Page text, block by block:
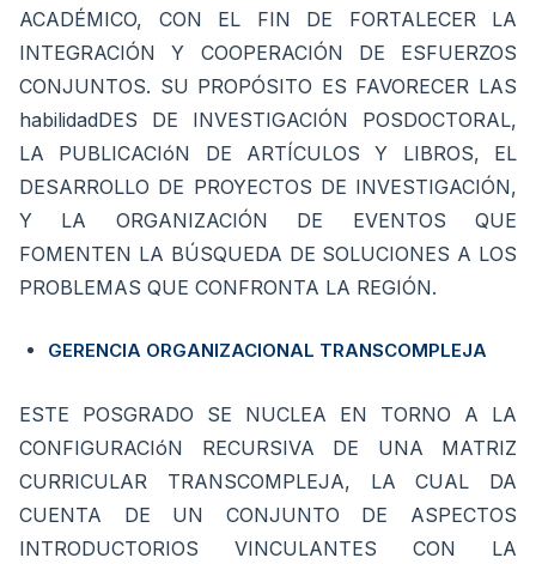
ACADÉMICO, CON EL FIN DE FORTALECER LA
INTEGRACIÓN Y COOPERACIÓN DE ESFUERZOS
CONJUNTOS. SU PROPÓSITO ES FAVORECER LAS
habilidadDES DE INVESTIGACIÓN POSDOCTORAL,
LA PUBLICACIóN DE ARTÍCULOS Y LIBROS, EL
DESARROLLO DE PROYECTOS DE INVESTIGACIÓN,
Y LA ORGANIZACIÓN DE EVENTOS QUE
FOMENTEN LA BÚSQUEDA DE SOLUCIONES A LOS
PROBLEMAS QUE CONFRONTA LA REGIÓN.
GERENCIA ORGANIZACIONAL TRANSCOMPLEJA
ESTE POSGRADO SE NUCLEA EN TORNO A LA
CONFIGURACIóN RECURSIVA DE UNA MATRIZ
CURRICULAR TRANSCOMPLEJA, LA CUAL DA
CUENTA DE UN CONJUNTO DE ASPECTOS
INTRODUCTORIOS VINCULANTES CON LA